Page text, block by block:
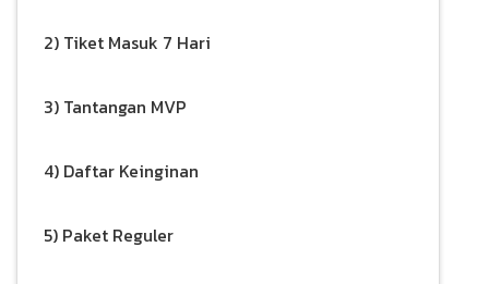
2) Tiket Masuk 7 Hari
3) Tantangan MVP
4) Daftar Keinginan
5) Paket Reguler